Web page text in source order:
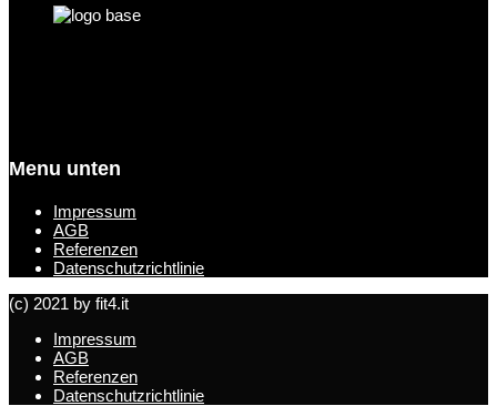
Menu unten
Impressum
AGB
Referenzen
Datenschutzrichtlinie
(c) 2021 by fit4.it
Impressum
AGB
Referenzen
Datenschutzrichtlinie